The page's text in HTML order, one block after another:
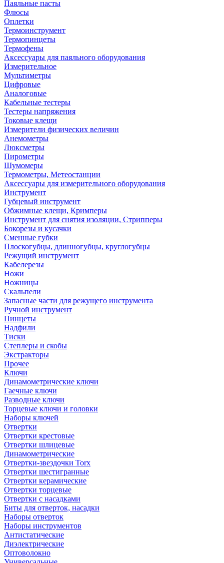
Паяльные пасты
Флюсы
Оплетки
Термоинструмент
Термопинцеты
Термофены
Аксессуары для паяльного оборудования
Измерительное
Мультиметры
Цифровые
Аналоговые
Кабельные тестеры
Тестеры напряжения
Токовые клещи
Измерители физических величин
Анемометры
Люксметры
Пирометры
Шумомеры
Термометры, Метеостанции
Аксессуары для измерительного оборудования
Инструмент
Губцевый инструмент
Обжимные клещи, Кримперы
Инструмент для снятия изоляции, Стрипперы
Бокорезы и кусачки
Сменные губки
Плоскогубцы, длинногубцы, круглогубцы
Режущий инструмент
Кабелерезы
Ножи
Ножницы
Скальпели
Запасные части для режущего инструмента
Ручной инструмент
Пинцеты
Надфили
Тиски
Степлеры и скобы
Экстракторы
Прочее
Ключи
Динамометрические ключи
Гаечные ключи
Разводные ключи
Торцевые ключи и головки
Наборы ключей
Отвертки
Отвертки крестовые
Отвертки шлицевые
Динамометрические
Отвертки-звездочки Torx
Отвертки шестигранные
Отвертки керамические
Отвертки торцевые
Отвертки с насадками
Биты для отверток, насадки
Наборы отверток
Наборы инструментов
Антистатические
Диэлектрические
Оптоволокно